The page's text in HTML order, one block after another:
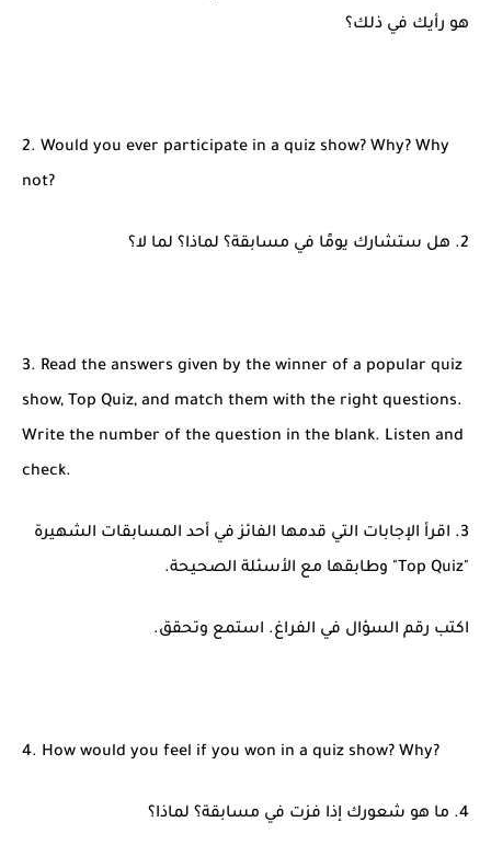
هو رأيك في ذلك؟
2. Would you ever participate in a quiz show? Why? Why
not?
2. هل ستشارك يومًا في مسابقة؟ لماذا؟ لما لا؟
3. Read the answers given by the winner of a popular quiz
show, Top Quiz, and match them with the right questions.
Write the number of the question in the blank. Listen and
check.
3. اقرأ الإجابات التي قدمها الفائز في أحد المسابقات الشهيرة
"Top Quiz" وطابقها مع الأسئلة الصحيحة.
اكتب رقم السؤال في الفراغ. استمع وتحقق.
4. How would you feel if you won in a quiz show? Why?
4. ما هو شعورك إذا فزت في مسابقة؟ لماذا؟